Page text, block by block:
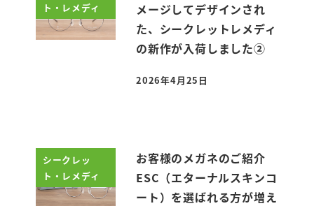
ト・レメディ
メージしてデザインされ
た、シークレットレメディ
の新作が入荷しました②
投稿日
2026年4月25日
シークレッ
ト・レメディ
お客様のメガネのご紹介
ESC（エターナルスキンコ
ート）を選ばれる方が増え